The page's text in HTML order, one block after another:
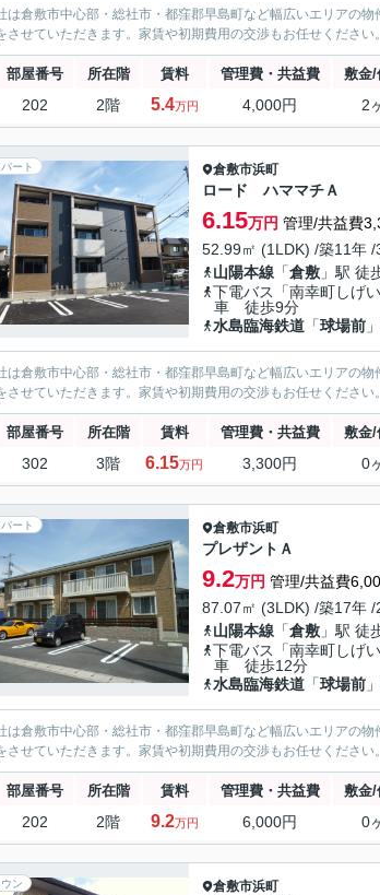
は倉敷市中心部・総社市・都窪郡早島町など幅広いエリアの
させていただきます。家賃や初期費用の交渉もお任せください。
部屋番号 所在階 賃料 管理費・共益費 敷金/
202 2階 5.4万円 4,000円 2
ート 倉敷市浜町
ロード ハママチＡ
6.15万円 管理/共益費
52.99㎡ (1LDK) /築11年 /
山陽本線 「倉敷 」駅 徒
下電バス「南幸町しげ
車 徒歩9分
水島臨海鉄道 「球場前
は倉敷市中心部・総社市・都窪郡早島町など幅広いエリアの
させていただきます。家賃や初期費用の交渉もお任せください。
部屋番号 所在階 賃料 管理費・共益費 敷金/
302 3階 6.15万円 3,300円 0
ート 倉敷市浜町
プレザントＡ
9.2万円 管理/共益費
87.07㎡ (3LDK) /築17年 /
山陽本線 「倉敷 」駅 徒
下電バス「南幸町しげ
車 徒歩12分
水島臨海鉄道 「球場前
は倉敷市中心部・総社市・都窪郡早島町など幅広いエリアの
させていただきます。家賃や初期費用の交渉もお任せください。
部屋番号 所在階 賃料 管理費・共益費 敷金/
202 2階 9.2万円 6,000円 0
ン 倉敷市浜町